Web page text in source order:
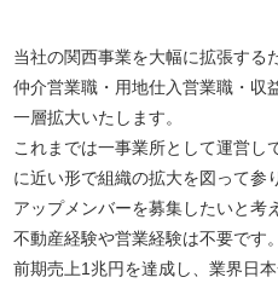
当社の関西事業を大幅に拡張する
仲介営業職・用地仕入営業職・収
一層拡大いたします。
これまでは一事業所として運営し
に近い形で組織の拡大を図って参
アップメンバーを募集したいと考
不動産経験や営業経験は不要です。
前期売上1兆円を達成し、業界日